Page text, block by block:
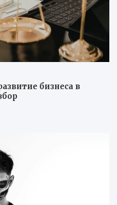
бизнеса в